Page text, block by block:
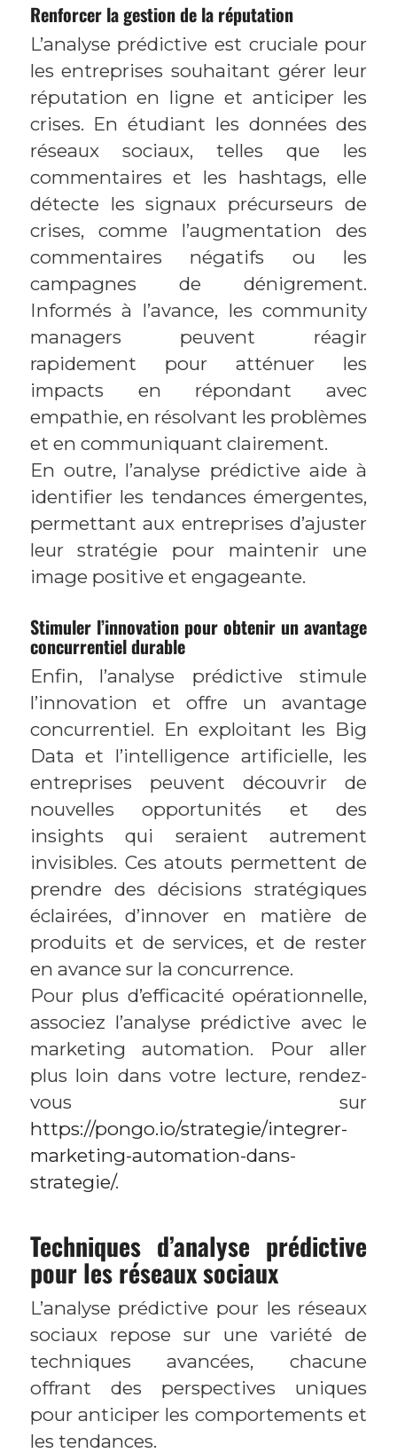
Renforcer la gestion de la réputation
L’analyse prédictive est cruciale pour
les entreprises souhaitant gérer leur
réputation en ligne et anticiper les
crises. En étudiant les données des
réseaux sociaux, telles que les
commentaires et les hashtags, elle
détecte les signaux précurseurs de
crises, comme l’augmentation des
commentaires négatifs ou les
campagnes de dénigrement.
Informés à l’avance, les community
managers peuvent réagir
rapidement pour atténuer les
impacts en répondant avec
empathie, en résolvant les problèmes
et en communiquant clairement.
En outre, l’analyse prédictive aide à
identifier les tendances émergentes,
permettant aux entreprises d’ajuster
leur stratégie pour maintenir une
image positive et engageante.
Stimuler l’innovation pour obtenir un avantage
concurrentiel durable
Enfin, l’analyse prédictive stimule
l’innovation et offre un avantage
concurrentiel. En exploitant les Big
Data et l’intelligence artificielle, les
entreprises peuvent découvrir de
nouvelles opportunités et des
insights qui seraient autrement
invisibles. Ces atouts permettent de
prendre des décisions stratégiques
éclairées, d’innover en matière de
produits et de services, et de rester
en avance sur la concurrence.
Pour plus d’efficacité opérationnelle,
associez l’analyse prédictive avec le
marketing automation. Pour aller
plus loin dans votre lecture, rendez-
vous sur
https://pongo.io/strategie/integrer-
marketing-automation-dans-
strategie/.
Techniques d’analyse prédictive
pour les réseaux sociaux
L’analyse prédictive pour les réseaux
sociaux repose sur une variété de
techniques avancées, chacune
offrant des perspectives uniques
pour anticiper les comportements et
les tendances.